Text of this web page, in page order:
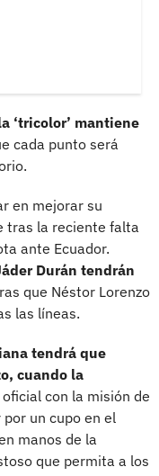
‘tricolor’ mantiene
cada punto será
en mejorar su
tras la reciente falta
ante Ecuador.
Durán tendrán
que Néstor Lorenzo
las líneas.
tendrá que
cuando la
con la misión de
un cupo en el
manos de la
que permita a los